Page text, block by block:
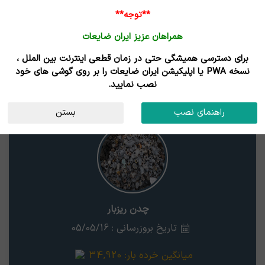
قیمت ضایعات چدن ریزبار
استان
چدن ریزبار
تاریخ بروزرسانی : 05/05/16
میانگین خرده بار: 34,920
**توجه**
همراهان عزیز ایران ضایعات
برای دسترسی همیشگی حتی در زمان قطعی اینترنت بین الملل ،
نسخه PWA یا اپلیکیشن ایران ضایعات را بر روی گوشی های خود
نصب نمایید.
راهنمای نصب بستن